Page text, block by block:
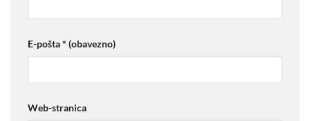
E-pošta* (obavezno)
Web-stranica